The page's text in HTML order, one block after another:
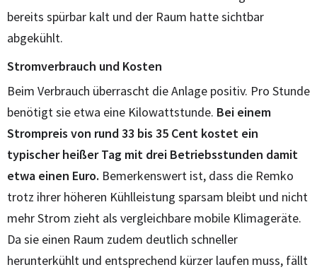
bereits spürbar kalt und der Raum hatte sichtbar
abgekühlt.
Stromverbrauch und Kosten
Beim Verbrauch überrascht die Anlage positiv. Pro Stunde
benötigt sie etwa eine Kilowattstunde. Bei einem
Strompreis von rund 33 bis 35 Cent kostet ein
typischer heißer Tag mit drei Betriebsstunden damit
etwa einen Euro. Bemerkenswert ist, dass die Remko
trotz ihrer höheren Kühlleistung sparsam bleibt und nicht
mehr Strom zieht als vergleichbare mobile Klimageräte.
Da sie einen Raum zudem deutlich schneller
herunterkühlt und entsprechend kürzer laufen muss, fällt